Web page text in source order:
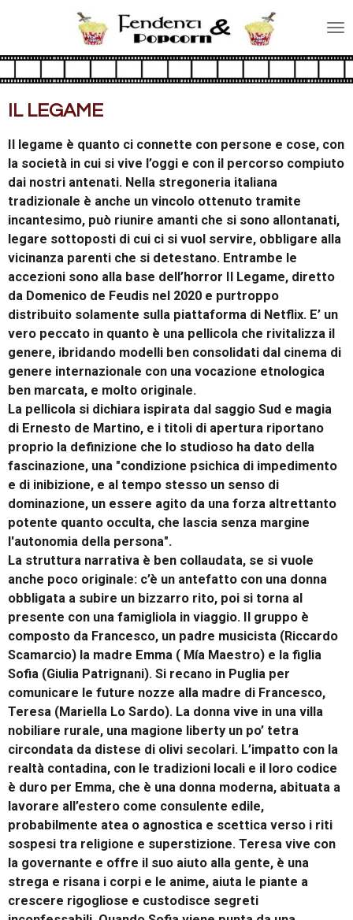
contenuto
IL LEGAME
Il legame è quanto ci connette con persone e cose, con
la società in cui si vive l’oggi e con il percorso compiuto
dai nostri antenati. Nella stregoneria italiana
tradizionale è anche un vincolo ottenuto tramite
incantesimo, può riunire amanti che si sono allontanati,
legare sottoposti di cui ci si vuol servire, obbligare alla
vicinanza parenti che si detestano. Entrambe le
accezioni sono alla base dell’horror Il Legame, diretto
da Domenico de Feudis nel 2020 e purtroppo
distribuito solamente sulla piattaforma di Netflix. E’ un
vero peccato in quanto è una pellicola che rivitalizza il
genere, ibridando modelli ben consolidati dal cinema di
genere internazionale con una vocazione etnologica
ben marcata, e molto originale.
La pellicola si dichiara ispirata dal saggio Sud e magia
di Ernesto de Martino, e i titoli di apertura riportano
proprio la definizione che lo studioso ha dato della
fascinazione, una "condizione psichica di impedimento
e di inibizione, e al tempo stesso un senso di
dominazione, un essere agito da una forza altrettanto
potente quanto occulta, che lascia senza margine
l'autonomia della persona".
La struttura narrativa è ben collaudata, se si vuole
anche poco originale: c’è un antefatto con una donna
obbligata a subire un bizzarro rito, poi si torna al
presente con una famigliola in viaggio. Il gruppo è
composto da Francesco, un padre musicista (Riccardo
Scamarcio) la madre Emma ( Mía Maestro) e la figlia
Sofia (Giulia Patrignani). Si recano in Puglia per
comunicare le future nozze alla madre di Francesco,
Teresa (Mariella Lo Sardo). La donna vive in una villa
nobiliare rurale, una magione liberty un po’ tetra
circondata da distese di olivi secolari. L’impatto con la
realtà contadina, con le tradizioni locali e il loro codice
è duro per Emma, che è una donna moderna, abituata a
lavorare all’estero come consulente edile,
probabilmente atea o agnostica e scettica verso i riti
sospesi tra religione e superstizione. Teresa vive con
la governante e offre il suo aiuto alla gente, è una
strega e risana i corpi e le anime, aiuta le piante a
crescere rigogliose e custodisce segreti